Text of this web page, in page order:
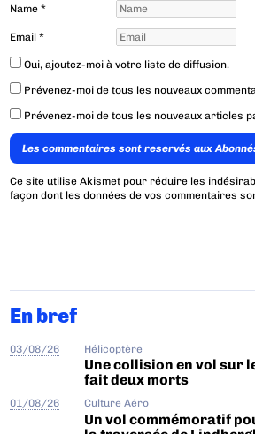
Name*
Email*
Oui, ajoutez-moi à votre liste de diffusion.
Prévenez-moi de tous les nouveaux
Prévenez-moi de tous les nouveaux articles
Les commentaires sont reservés aux
Ce site utilise Akismet pour réduire les
façon dont les données de vos commentaires
En bref
03/08/26 Hélicoptère
Une collision en vol sur
fait deux morts
01/08/26 Culture Aéro
Un vol commémoratif